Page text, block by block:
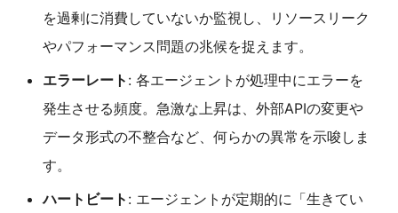
を過剰に消費していないか監視し、リソースリーク
やパフォーマンス問題の兆候を捉えます。
エラーレート : 各エージェントが処理中にエラーを
発生させる頻度。急激な上昇は、外部APIの変更や
データ形式の不整合など、何らかの異常を示唆しま
す。
ハートビート : エージェントが定期的に「生きてい